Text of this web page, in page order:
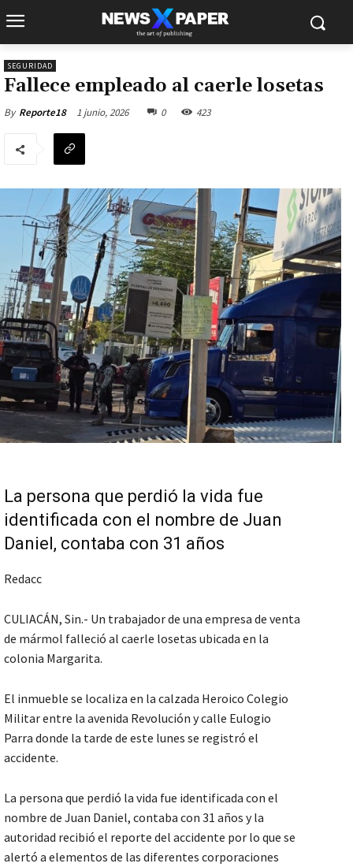
SEGURIDAD
Fallece empleado al caerle losetas
By Reporte18 1 junio, 2026 0 423
La persona que perdió la vida fue
identificada con el nombre de Juan
Daniel, contaba con 31 años
Redacc
CULIACÁN, Sin.- Un trabajador de una empresa de venta
de mármol falleció al caerle losetas ubicada en la
colonia Margarita.
El inmueble se localiza en la calzada Heroico Colegio
Militar entre la avenida Revolución y calle Eulogio
Parra donde la tarde de este lunes se registró el
accidente.
La persona que perdió la vida fue identificada con el
nombre de Juan Daniel, contaba con 31 años y la
autoridad recibió el reporte del accidente por lo que se
alertó a elementos de las diferentes corporaciones